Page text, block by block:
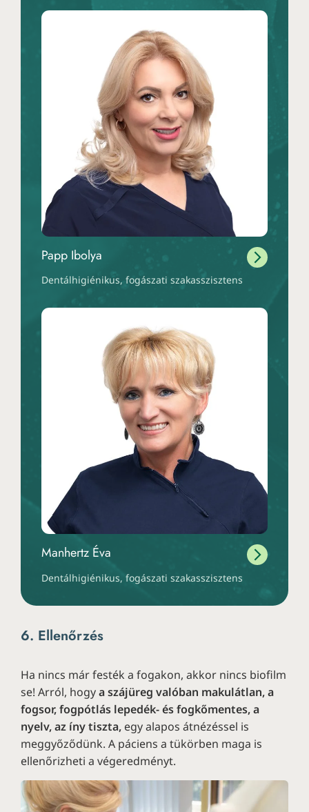
Papp Ibolya
Dentálhigiénikus, fogászati szakasszisztens
Manhertz Éva
Dentálhigiénikus, fogászati szakasszisztens
6. Ellenőrzés
Ha nincs már festék a fogakon, akkor nincs biofilm
se! Arról, hogya szájüreg valóban makulátlan, a
fogsor, fogpótlás lepedék- és fogkőmentes, a
nyelv, az íny tiszta, egy alapos átnézéssel is
meggyőződünk. A páciens a tükörben maga is
ellenőrizheti a végeredményt.